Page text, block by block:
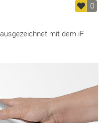
0
mit dem iF